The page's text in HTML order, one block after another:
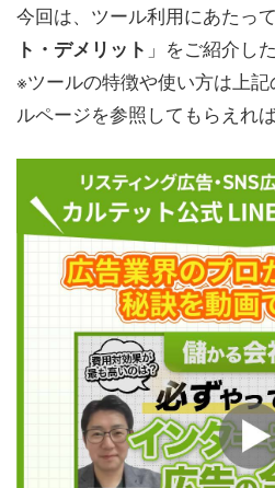
今回は、ツール利用にあたっ
ト・デメリット 」をご紹介し
※ツールの特徴や使い方は上
ルページを参照してもらえれ